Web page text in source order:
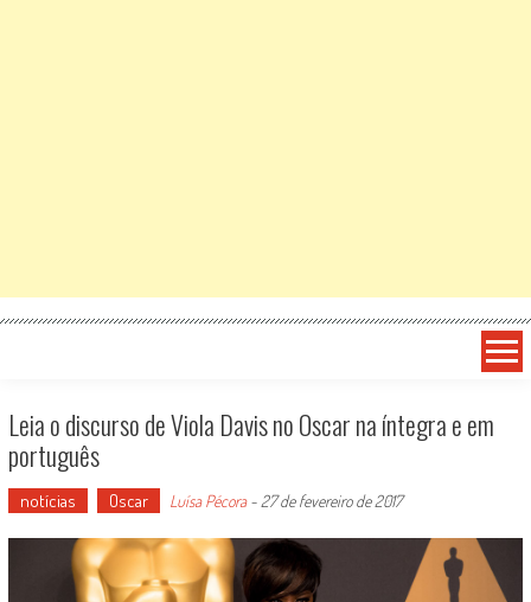
Leia o discurso de Viola Davis no Oscar na íntegra e em
português
notícias Oscar Luísa Pécora- 27 de fevereiro de 2017